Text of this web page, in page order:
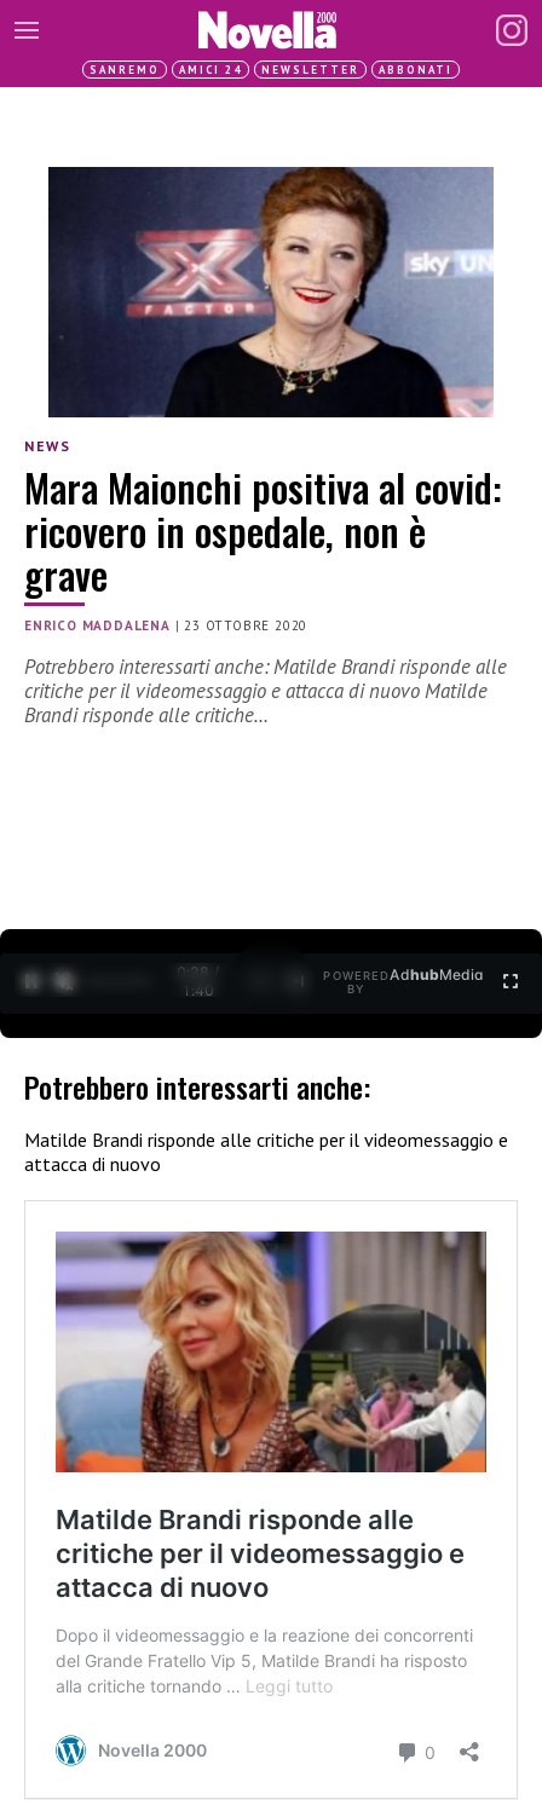
SANREMO AMICI 24 NEWSLETTER ABBONATI
NEWS
Mara Maionchi positiva al covid:
ricovero in ospedale, non è
grave
ENRICO MADDALENA |23 OTTOBRE 2020
Potrebbero interessarti anche: Matilde Brandi risponde alle
critiche per il videomessaggio e attacca di nuovo Matilde
Brandi risponde alle critiche…
0:28 /
1:40
POWERED
BY
AdhubMedia
Potrebbero interessarti anche:
Matilde Brandi risponde alle critiche per il videomessaggio e
attacca di nuovo